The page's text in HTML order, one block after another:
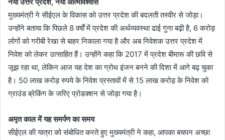
मुख्यमंत्री ने सीईएल के विकास को उत्तर प्रदेश की बदलती तस्वीर से जोड़ा।
उन्होंने बताया कि पिछले 8 वर्षों में प्रदेश की अर्थव्यवस्था ढाई गुना बढ़ी है, 6 करोड़
लोगों को गरीबी रेखा से बाहर निकाला गया है और अब निवेशक उत्तर प्रदेश में
निवेश को लेकर उत्साहित हैं। उन्होंने कहा कि 2017 में प्रदेश बीमारू की छवि से
जूझ रहा था, लेकिन आज यह देश का ग्रोथ इंजन बनने की दिशा में आगे बढ़ चुका
है। 50 लाख करोड़ रुपये के निवेश प्रस्तावों में से 15 लाख करोड़ के निवेश को
ग्राउंड ब्रेकिंग के जरिए प्रोडक्शन से जोड़ा गया है।
अमृत काल में यह समर्पण का समय
सीईएल की यात्रा को संबोधित करते हुए मुख्यमंत्री ने कहा, आपका बचपन अच्छा